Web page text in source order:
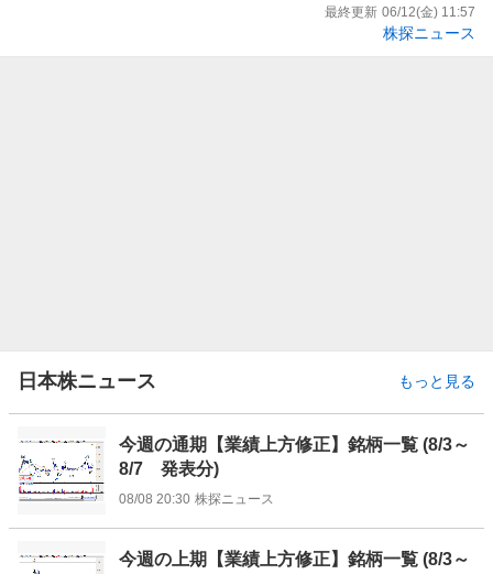
最終更新 06/12(金) 11:57
株探ニュース
日本株ニュース もっと見る
今週の通期【業績上方修正】銘柄一覧 (8/3～
8/7 発表分)
08/08 20:30 株探ニュース
今週の上期【業績上方修正】銘柄一覧 (8/3～